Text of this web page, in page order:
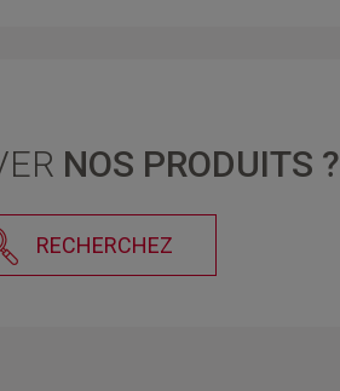
NOS PRODUITS ?
RECHERCHEZ